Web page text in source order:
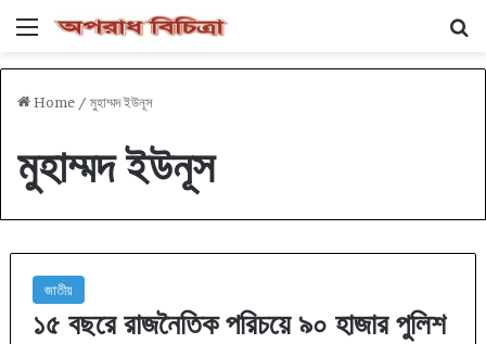
Menu
Home / মুহাম্মদ ইউনূস
মুহাম্মদ ইউনূস
জাতীয়
১৫ বছরে রাজনৈতিক পরিচয়ে ৯০ হাজার পুলিশ